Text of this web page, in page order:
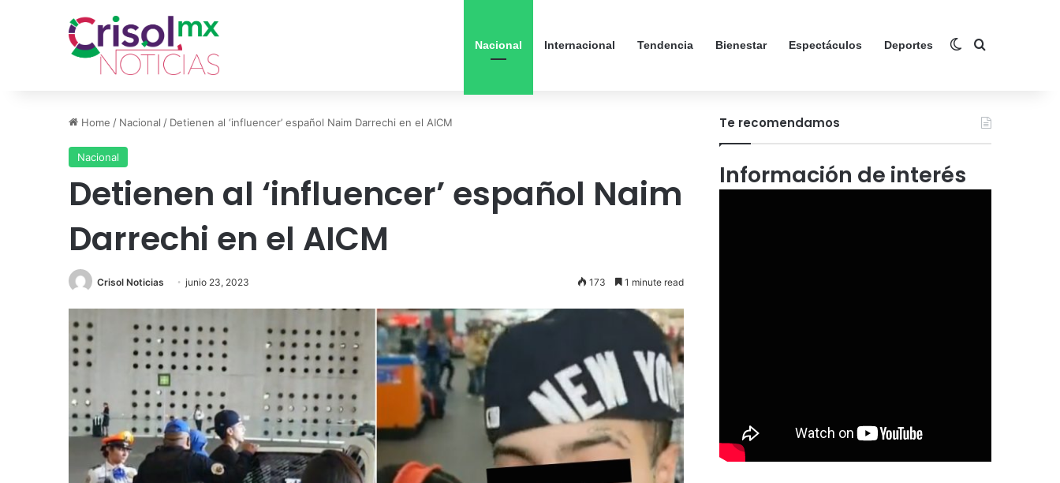
Nacional Internacional Tendencia Bienestar Espectáculos Deportes Switch skin
Search for
Home / Nacional / Detienen al ‘influencer’ español Naim Darrechi en el AICM
Nacional
Detienen al ‘influencer’ español Naim
Darrechi en el AICM
Crisol Noticias junio 23, 2023 173 1 minute read
Te recomendamos
Información de interés